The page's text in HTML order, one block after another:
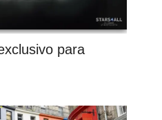
para